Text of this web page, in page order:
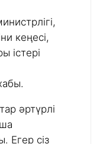
кеңесі,
істері
әртүрлі
Егер сіз